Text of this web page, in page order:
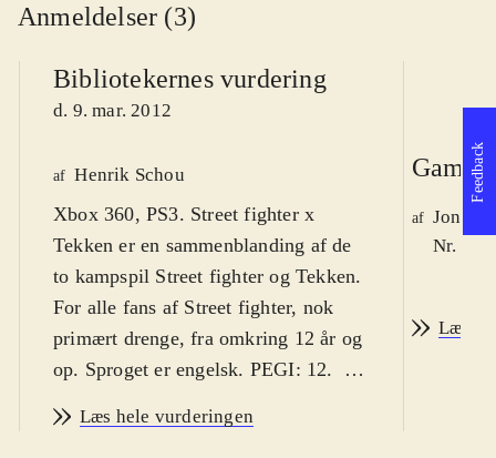
Anmeldelser (3)
Bibliotekernes vurdering
d. 9. mar. 2012
af Henrik Schou
Xbox 360, PS3. Street fighter x
Tekken er en sammenblanding af de
to kampspil Street fighter og Tekken.
For alle fans af Street fighter, nok
primært drenge, fra omkring 12 år og
op. Sproget er engelsk. PEGI: 12.
to populære og kendte
Læs hele vurderingen
Game
af Jonas
Nr.
Læs
Feedback